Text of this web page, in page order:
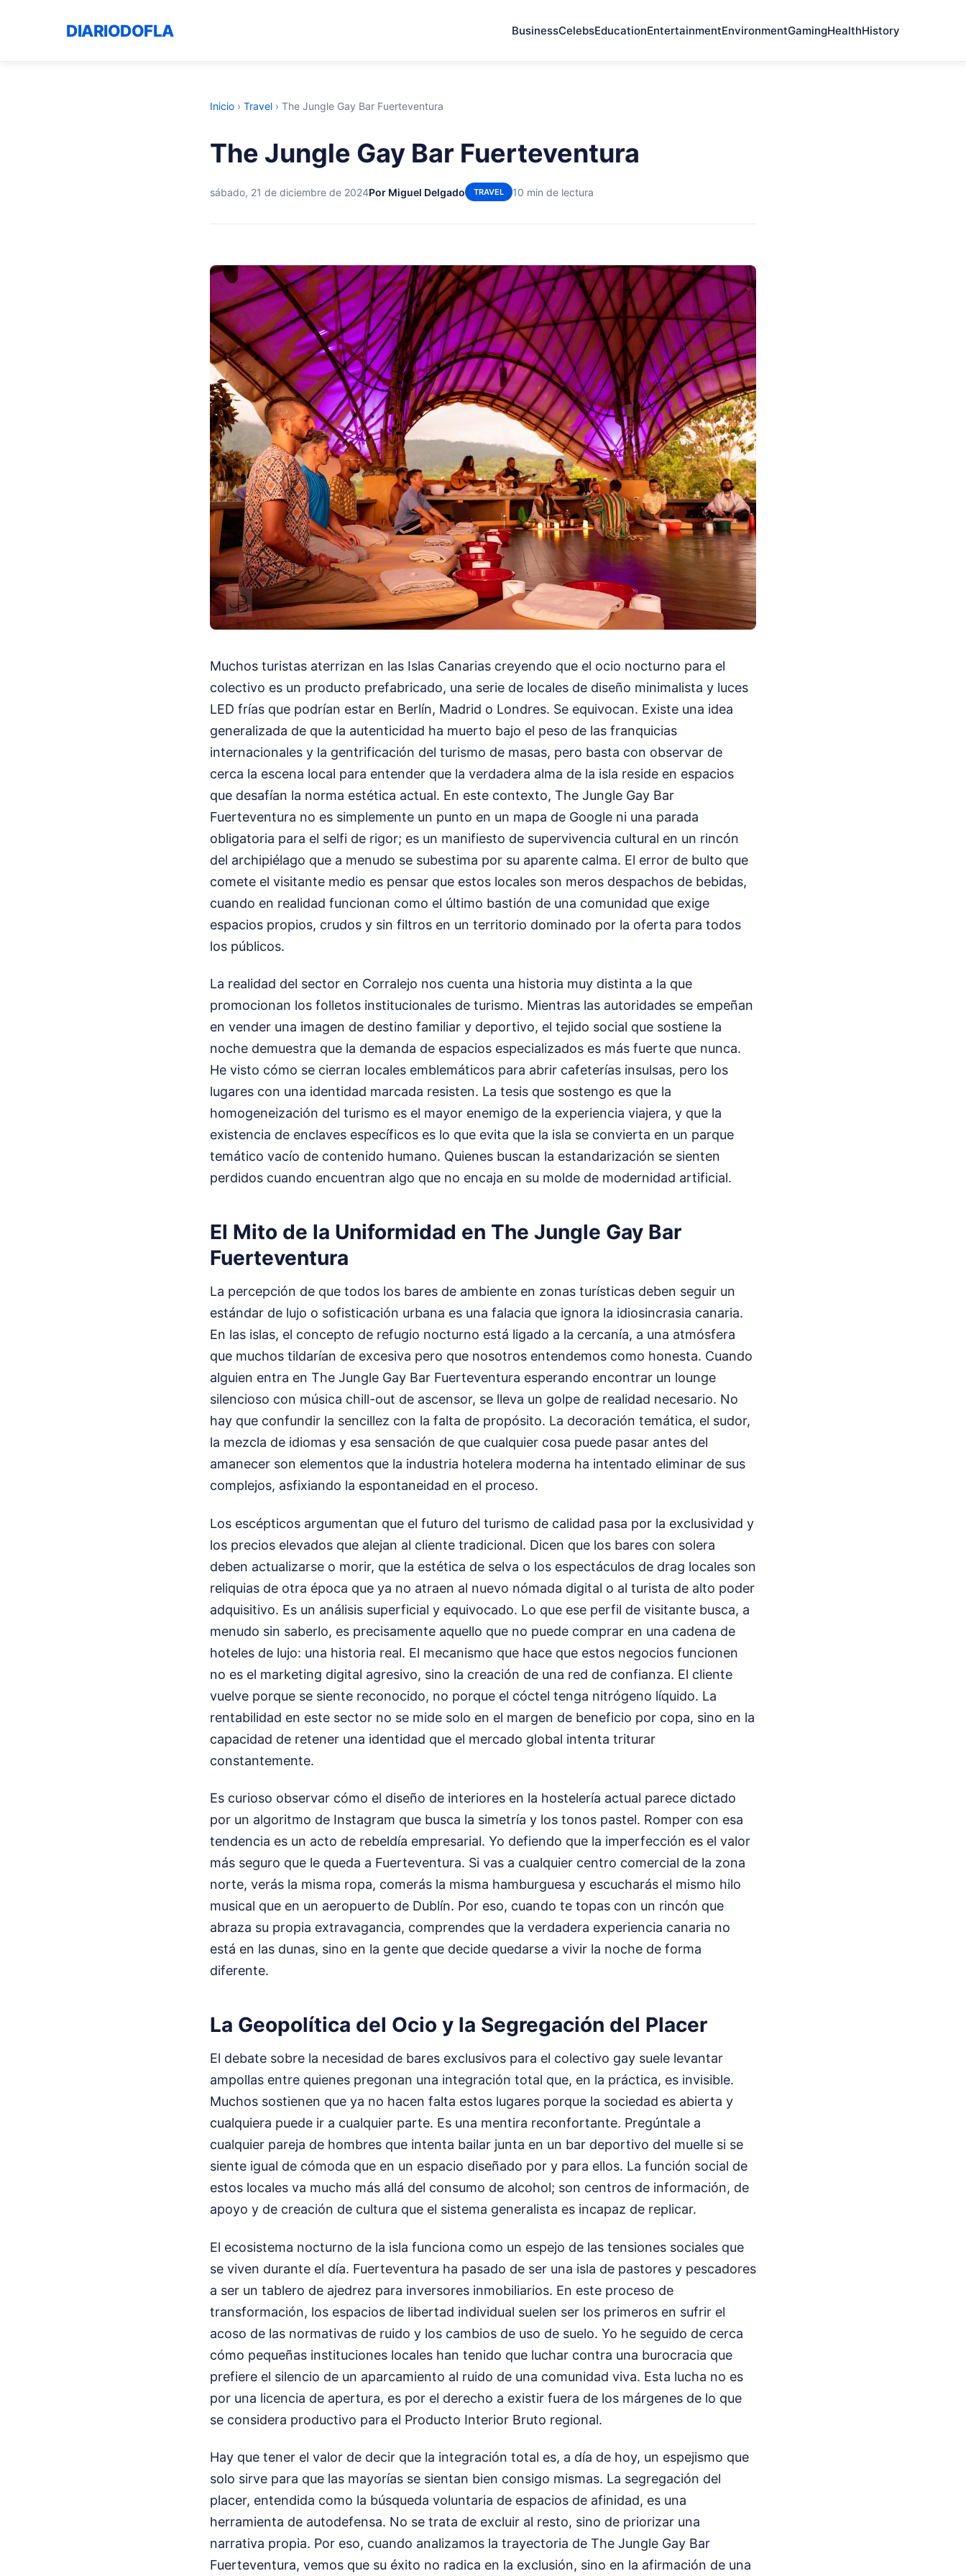
DIARIODOFLA BusinessCelebsEducationEntertainmentEnvironmentGamingHealthHistory
Inicio › Travel › The Jungle Gay Bar Fuerteventura
The Jungle Gay Bar Fuerteventura
sábado, 21 de diciembre de 2024Por Miguel Delgado TRAVEL 10 min de lectura
Muchos turistas aterrizan en las Islas Canarias creyendo que el ocio nocturno para el
colectivo es un producto prefabricado, una serie de locales de diseño minimalista y luces
LED frías que podrían estar en Berlín, Madrid o Londres. Se equivocan. Existe una idea
generalizada de que la autenticidad ha muerto bajo el peso de las franquicias
internacionales y la gentrificación del turismo de masas, pero basta con observar de
cerca la escena local para entender que la verdadera alma de la isla reside en espacios
que desafían la norma estética actual. En este contexto, The Jungle Gay Bar
Fuerteventura no es simplemente un punto en un mapa de Google ni una parada
obligatoria para el selfi de rigor; es un manifiesto de supervivencia cultural en un rincón
del archipiélago que a menudo se subestima por su aparente calma. El error de bulto que
comete el visitante medio es pensar que estos locales son meros despachos de bebidas,
cuando en realidad funcionan como el último bastión de una comunidad que exige
espacios propios, crudos y sin filtros en un territorio dominado por la oferta para todos
los públicos.
La realidad del sector en Corralejo nos cuenta una historia muy distinta a la que
promocionan los folletos institucionales de turismo. Mientras las autoridades se empeñan
en vender una imagen de destino familiar y deportivo, el tejido social que sostiene la
noche demuestra que la demanda de espacios especializados es más fuerte que nunca.
He visto cómo se cierran locales emblemáticos para abrir cafeterías insulsas, pero los
lugares con una identidad marcada resisten. La tesis que sostengo es que la
homogeneización del turismo es el mayor enemigo de la experiencia viajera, y que la
existencia de enclaves específicos es lo que evita que la isla se convierta en un parque
temático vacío de contenido humano. Quienes buscan la estandarización se sienten
perdidos cuando encuentran algo que no encaja en su molde de modernidad artificial.
El Mito de la Uniformidad en The Jungle Gay Bar
Fuerteventura
La percepción de que todos los bares de ambiente en zonas turísticas deben seguir un
estándar de lujo o sofisticación urbana es una falacia que ignora la idiosincrasia canaria.
En las islas, el concepto de refugio nocturno está ligado a la cercanía, a una atmósfera
que muchos tildarían de excesiva pero que nosotros entendemos como honesta. Cuando
alguien entra en The Jungle Gay Bar Fuerteventura esperando encontrar un lounge
silencioso con música chill-out de ascensor, se lleva un golpe de realidad necesario. No
hay que confundir la sencillez con la falta de propósito. La decoración temática, el sudor,
la mezcla de idiomas y esa sensación de que cualquier cosa puede pasar antes del
amanecer son elementos que la industria hotelera moderna ha intentado eliminar de sus
complejos, asfixiando la espontaneidad en el proceso.
Los escépticos argumentan que el futuro del turismo de calidad pasa por la exclusividad y
los precios elevados que alejan al cliente tradicional. Dicen que los bares con solera
deben actualizarse o morir, que la estética de selva o los espectáculos de drag locales son
reliquias de otra época que ya no atraen al nuevo nómada digital o al turista de alto poder
adquisitivo. Es un análisis superficial y equivocado. Lo que ese perfil de visitante busca, a
menudo sin saberlo, es precisamente aquello que no puede comprar en una cadena de
hoteles de lujo: una historia real. El mecanismo que hace que estos negocios funcionen
no es el marketing digital agresivo, sino la creación de una red de confianza. El cliente
vuelve porque se siente reconocido, no porque el cóctel tenga nitrógeno líquido. La
rentabilidad en este sector no se mide solo en el margen de beneficio por copa, sino en la
capacidad de retener una identidad que el mercado global intenta triturar
constantemente.
Es curioso observar cómo el diseño de interiores en la hostelería actual parece dictado
por un algoritmo de Instagram que busca la simetría y los tonos pastel. Romper con esa
tendencia es un acto de rebeldía empresarial. Yo defiendo que la imperfección es el valor
más seguro que le queda a Fuerteventura. Si vas a cualquier centro comercial de la zona
norte, verás la misma ropa, comerás la misma hamburguesa y escucharás el mismo hilo
musical que en un aeropuerto de Dublín. Por eso, cuando te topas con un rincón que
abraza su propia extravagancia, comprendes que la verdadera experiencia canaria no
está en las dunas, sino en la gente que decide quedarse a vivir la noche de forma
diferente.
La Geopolítica del Ocio y la Segregación del Placer
El debate sobre la necesidad de bares exclusivos para el colectivo gay suele levantar
ampollas entre quienes pregonan una integración total que, en la práctica, es invisible.
Muchos sostienen que ya no hacen falta estos lugares porque la sociedad es abierta y
cualquiera puede ir a cualquier parte. Es una mentira reconfortante. Pregúntale a
cualquier pareja de hombres que intenta bailar junta en un bar deportivo del muelle si se
siente igual de cómoda que en un espacio diseñado por y para ellos. La función social de
estos locales va mucho más allá del consumo de alcohol; son centros de información, de
apoyo y de creación de cultura que el sistema generalista es incapaz de replicar.
El ecosistema nocturno de la isla funciona como un espejo de las tensiones sociales que
se viven durante el día. Fuerteventura ha pasado de ser una isla de pastores y pescadores
a ser un tablero de ajedrez para inversores inmobiliarios. En este proceso de
transformación, los espacios de libertad individual suelen ser los primeros en sufrir el
acoso de las normativas de ruido y los cambios de uso de suelo. Yo he seguido de cerca
cómo pequeñas instituciones locales han tenido que luchar contra una burocracia que
prefiere el silencio de un aparcamiento al ruido de una comunidad viva. Esta lucha no es
por una licencia de apertura, es por el derecho a existir fuera de los márgenes de lo que
se considera productivo para el Producto Interior Bruto regional.
Hay que tener el valor de decir que la integración total es, a día de hoy, un espejismo que
solo sirve para que las mayorías se sientan bien consigo mismas. La segregación del
placer, entendida como la búsqueda voluntaria de espacios de afinidad, es una
herramienta de autodefensa. No se trata de excluir al resto, sino de priorizar una
narrativa propia. Por eso, cuando analizamos la trayectoria de The Jungle Gay Bar
Fuerteventura, vemos que su éxito no radica en la exclusión, sino en la afirmación de una